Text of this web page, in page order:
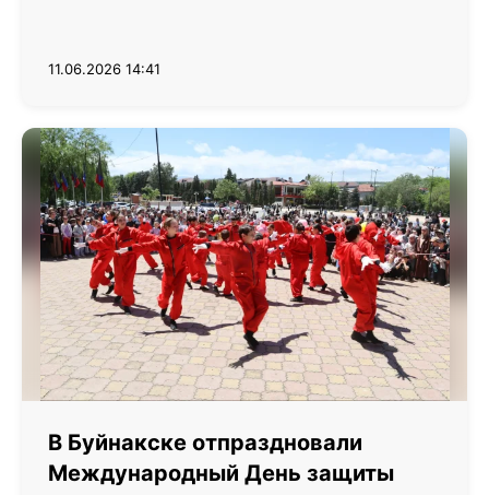
11.06.2026 14:41
В Буйнакске отпраздновали
Международный День защиты